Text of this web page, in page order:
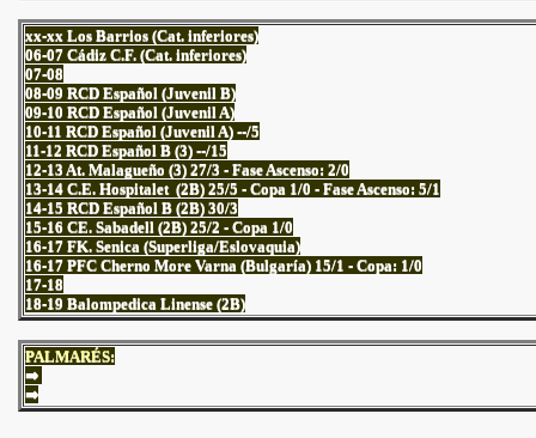
xx-xx Los Barrios (Cat. inferiores)
06-07 Cádiz C.F. (Cat. inferiores)
07-08
08-09 RCD Español (Juvenil B)
09-10 RCD Español (Juvenil A)
10-11 RCD Español (Juvenil A) --/5
11-12 RCD Español B (3) --/15
12-13 At. Malagueño (3) 27/3 - Fase Ascenso: 2/0
13-14 C.E. Hospitalet (2B) 25/5 - Copa 1/0 - Fase Ascenso: 5/1
14-15 RCD Español B (2B) 30/3
15-16 CE. Sabadell (2B) 25/2 - Copa 1/0
16-17 FK. Senica (Superliga/Eslovaquia)
16-17 PFC Cherno More Varna (Bulgaría) 15/1 - Copa: 1/0
17-18
18-19 Balompedica Linense (2B)
PALMARÉS:
⇒
⇒